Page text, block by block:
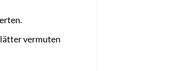
vermuten